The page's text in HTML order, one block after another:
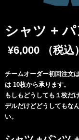
シャツ +
¥6,000 （税込）
チームオーダー初回注文
は 10枚から承ります。
もしもどうしても１枚だ
デルだけどどうしてもな
い。